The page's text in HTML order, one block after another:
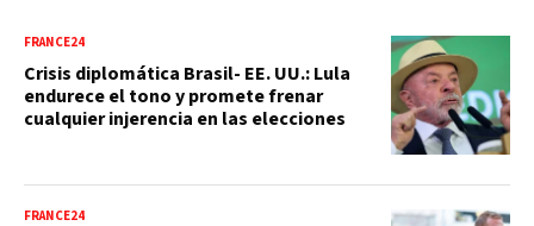
FRANCE24
Crisis diplomática Brasil- EE. UU.: Lula
endurece el tono y promete frenar
cualquier injerencia en las elecciones
FRANCE24